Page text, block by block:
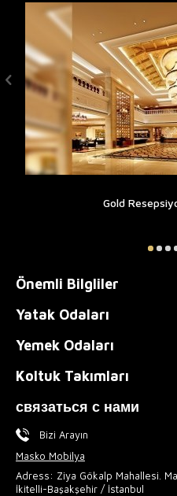
Gold
Önemli Bilgliler
Yatak Odaları
Yemek Odaları
Koltuk Takımları
связаться с нами
Bizi Arayın
Masko Mobilya
Adress: Ziya Gökalp Mahallesi.
İkitelli-Başakşehir / İstanbul